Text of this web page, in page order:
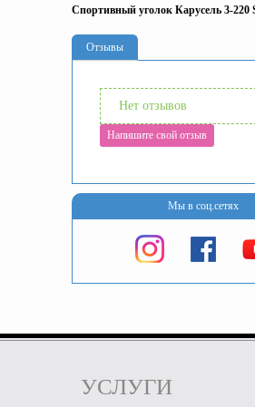
Спортивный уголок Карусель 3-220
Отзывы
Нет отзывов
Напишите свой отзыв
Мы в соц.сетях
УСЛУГИ